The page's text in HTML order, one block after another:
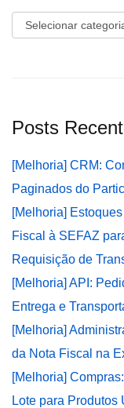
Categorias
Posts
[Melhoria] CRM:
Paginados do
[Melhoria]
Fiscal à SEFAZ
Requisição de
[Melhoria] API:
Entrega e
[Melhoria]
da Nota Fiscal na
[Melhoria]
Lote para